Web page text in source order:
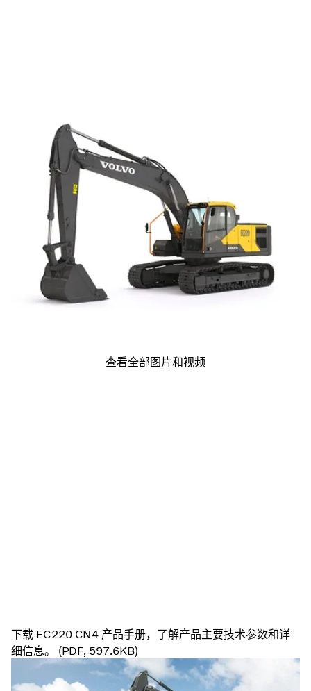
查看全部图片和视频
下载 EC220 CN4 产品手册，了解产品主要技术参数和详
细信息。 (PDF, 597.6KB)